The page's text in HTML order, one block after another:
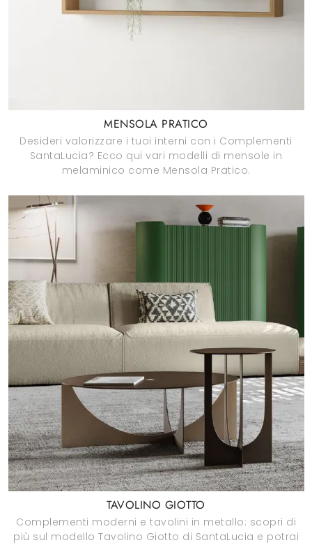
MENSOLA PRATICO
Desideri valorizzare i tuoi interni con i Complementi
SantaLucia? Ecco qui vari modelli di mensole in
melaminico come Mensola Pratico.
TAVOLINO GIOTTO
Complementi moderni e tavolini in metallo: scopri di
più sul modello Tavolino Giotto di SantaLucia e potrai